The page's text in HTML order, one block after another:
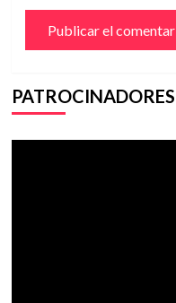
PATROCINADORES